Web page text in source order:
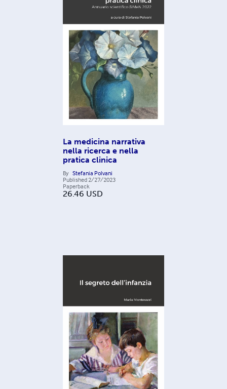
La medicina narrativa
nella ricerca e nella
pratica clinica
By Stefania Polvani
Published 2/27/2023
Paperback
26.46 USD